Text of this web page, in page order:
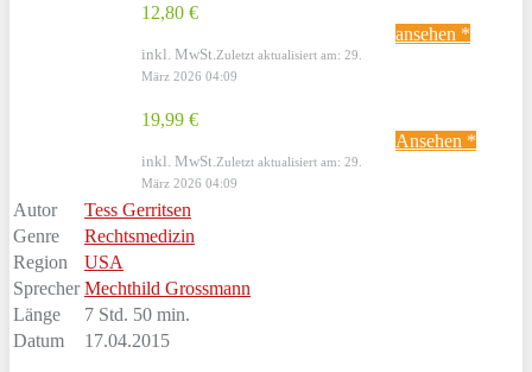
12,80 €
inkl. MwSt. Zuletzt aktualisiert am: 29.
März 2026 04:09
ansehen *
19,99 €
inkl. MwSt. Zuletzt aktualisiert am: 29.
März 2026 04:09
Ansehen *
Autor
Tess Gerritsen
Genre
Rechtsmedizin
Region
USA
Sprecher Mechthild Grossmann
Länge
7 Std. 50 min.
Datum
17.04.2015